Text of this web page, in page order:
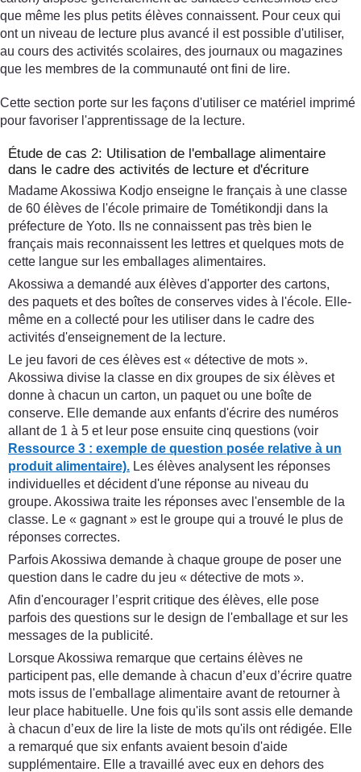
que même les plus petits élèves connaissent. Pour ceux qui
ont un niveau de lecture plus avancé il est possible d'utiliser,
au cours des activités scolaires, des journaux ou magazines
que les membres de la communauté ont fini de lire.
Cette section porte sur les façons d'utiliser ce matériel imprimé
pour favoriser l'apprentissage de la lecture.
Étude de cas 2: Utilisation de l'emballage alimentaire
dans le cadre des activités de lecture et d'écriture
Madame Akossiwa Kodjo enseigne le français à une classe
de 60 élèves de l'école primaire de Tométikondji dans la
préfecture de Yoto. Ils ne connaissent pas très bien le
français mais reconnaissent les lettres et quelques mots de
cette langue sur les emballages alimentaires.
Akossiwa a demandé aux élèves d'apporter des cartons,
des paquets et des boîtes de conserves vides à l'école. Elle-
même en a collecté pour les utiliser dans le cadre des
activités d'enseignement de la lecture.
Le jeu favori de ces élèves est « détective de mots ».
Akossiwa divise la classe en dix groupes de six élèves et
donne à chacun un carton, un paquet ou une boîte de
conserve. Elle demande aux enfants d'écrire des numéros
allant de 1 à 5 et leur pose ensuite cinq questions (voir
Ressource 3 : exemple de question posée relative à un
produit alimentaire). Les élèves analysent les réponses
individuelles et décident d'une réponse au niveau du
groupe. Akossiwa traite les réponses avec l'ensemble de la
classe. Le « gagnant » est le groupe qui a trouvé le plus de
réponses correctes.
Parfois Akossiwa demande à chaque groupe de poser une
question dans le cadre du jeu « détective de mots ».
Afin d'encourager l’esprit critique des élèves, elle pose
parfois des questions sur le design de l'emballage et sur les
messages de la publicité.
Lorsque Akossiwa remarque que certains élèves ne
participent pas, elle demande à chacun d’eux d’écrire quatre
mots issus de l'emballage alimentaire avant de retourner à
leur place habituelle. Une fois qu'ils sont assis elle demande
à chacun d’eux de lire la liste de mots qu'ils ont rédigée. Elle
a remarqué que six enfants avaient besoin d'aide
supplémentaire. Elle a travaillé avec eux en dehors des